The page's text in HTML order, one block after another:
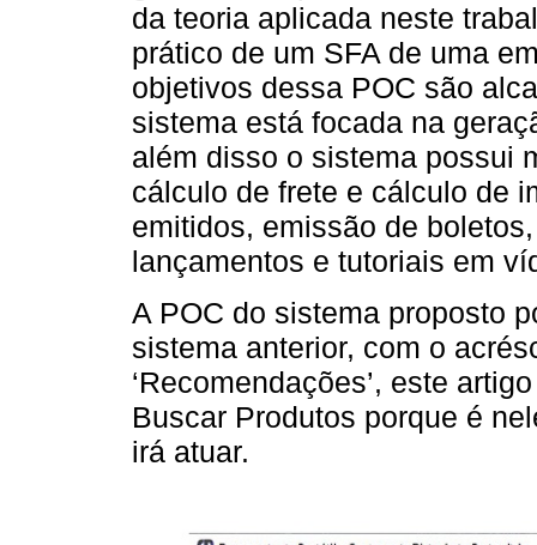
da teoria aplicada neste
prático de um SFA de uma
objetivos dessa POC são
sistema está focada na
além disso o sistema possui
cálculo de frete e cálculo de
emitidos, emissão de
lançamentos e tutoriais em
A POC do sistema proposto
sistema anterior, com o
‘Recomendações’, este
Buscar Produtos porque é
irá atuar.